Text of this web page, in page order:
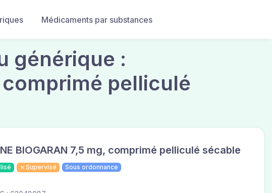
Médicaments par substances
générique :
comprimé pelliculé
BIOGARAN 7,5 mg, comprimé pelliculé sécable
Supervisé
Sous ordonnance